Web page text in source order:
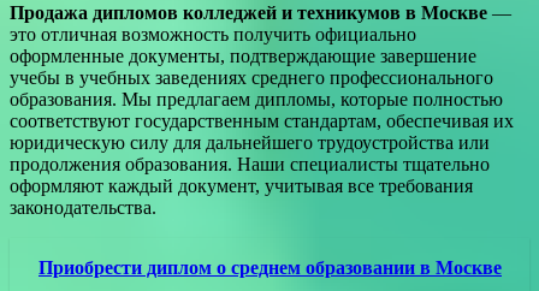
Продажа дипломов колледжей и техникумов в Москве —
это отличная возможность получить официально
оформленные документы, подтверждающие завершение
учебы в учебных заведениях среднего профессионального
образования. Мы предлагаем дипломы, которые полностью
соответствуют государственным стандартам, обеспечивая их
юридическую силу для дальнейшего трудоустройства или
продолжения образования. Наши специалисты тщательно
оформляют каждый документ, учитывая все требования
законодательства.
Приобрести диплом о среднем образовании в Москве